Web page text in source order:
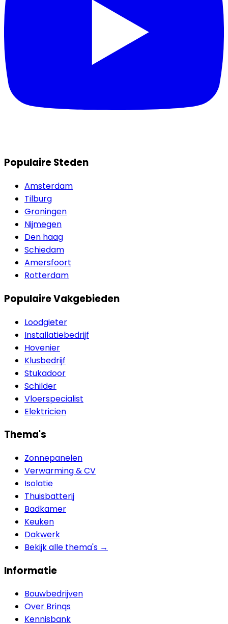
Populaire Steden
Amsterdam
Tilburg
Groningen
Nijmegen
Den haag
Schiedam
Amersfoort
Rotterdam
Populaire Vakgebieden
Loodgieter
Installatiebedrijf
Hovenier
Klusbedrijf
Stukadoor
Schilder
Vloerspecialist
Elektricien
Thema's
Zonnepanelen
Verwarming & CV
Isolatie
Thuisbatterij
Badkamer
Keuken
Dakwerk
Bekijk alle thema's →
Informatie
Bouwbedrijven
Over Brinqs
Kennisbank